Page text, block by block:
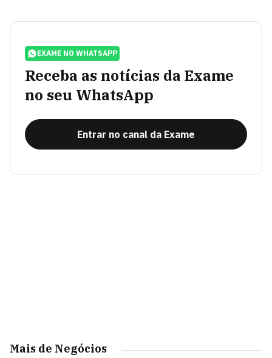
EXAME NO WHATSAPP
Receba as notícias da Exame
no seu WhatsApp
Entrar no canal da Exame
Mais de Negócios